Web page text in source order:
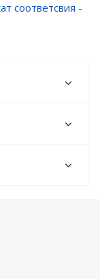
соответсвия -